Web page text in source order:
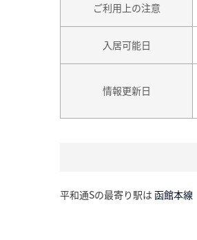
ご利用上の注意
入居可能日
情報更新日
平和通Sの最寄り駅は 函館本線